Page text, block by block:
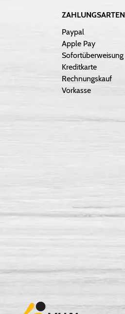
ZAHLUNGSARTEN
Paypal
Apple Pay
Sofortüberweisung
Kreditkarte
Rechnungskauf
Vorkasse